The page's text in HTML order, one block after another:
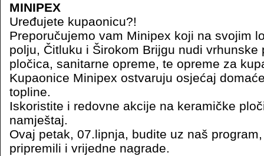
MINIPEX
Uređujete kupaonicu?!
Preporučujemo vam Minipex koji na svojim
polju, Čitluku i Širokom Brijgu nudi vrhunske
pločica, sanitarne opreme, te opreme za
Kupaonice Minipex ostvaruju osjećaj
topline.
Iskoristite i redovne akcije na keramičke
namještaj.
Ovaj petak, 07.lipnja, budite uz naš
pripremili i vrijedne nagrade.